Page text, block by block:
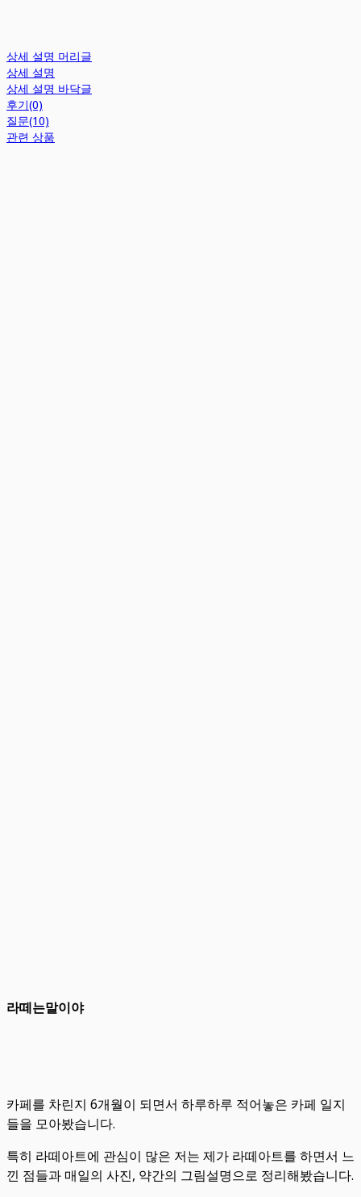
상세 설명 머리글
상세 설명
상세 설명 바닥글
후기(0)
질문(10)
관련 상품
라떼는말이야
카페를 차린지 6개월이 되면서 하루하루 적어놓은 카페 일지
들을 모아봤습니다.
특히 라떼아트에 관심이 많은 저는 제가 라떼아트를 하면서 느
낀 점들과 매일의 사진, 약간의 그림설명으로 정리해봤습니다.